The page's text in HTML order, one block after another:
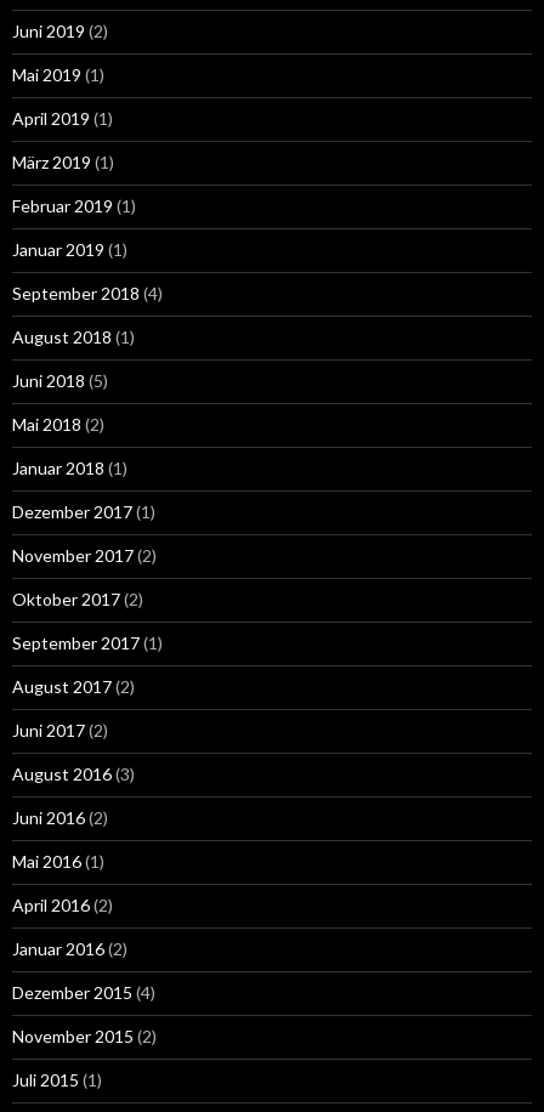
Juni 2019 (2)
Mai 2019 (1)
April 2019 (1)
März 2019 (1)
Februar 2019 (1)
Januar 2019 (1)
September 2018 (4)
August 2018 (1)
Juni 2018 (5)
Mai 2018 (2)
Januar 2018 (1)
Dezember 2017(1)
November 2017(2)
Oktober 2017(2)
September 2017(1)
August 2017(2)
Juni 2017(2)
August 2016(3)
Juni 2016(2)
Mai 2016(1)
April 2016(2)
Januar 2016(2)
Dezember 2015 (4)
November 2015 (2)
Juli 2015 (1)